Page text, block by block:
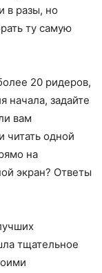
в разы, но
ту самую
20 ридеров,
начала, задайте
вам
читать одной
на
экран? Ответы
тщательное